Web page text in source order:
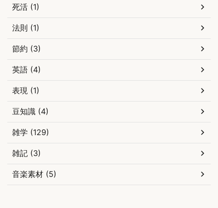
死活 (1)
法則 (1)
節約 (3)
英語 (4)
表現 (1)
豆知識 (4)
雑学 (129)
雑記 (3)
音楽素材 (5)